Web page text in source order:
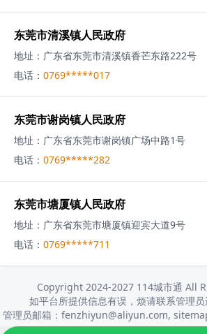
东莞市清溪镇人民政府
地址： 广东省东莞市清溪镇香芒东路222号
电话： 0769*****017
东莞市谢岗镇人民政府
地址： 广东省东莞市谢岗镇广场中路1号
电话： 0769*****282
东莞市塘厦镇人民政府
地址： 广东省东莞市塘厦镇迎宾大道9号
电话： 0769*****711
Copyright 2024-2027 114城市通 All
如平台所提供信息有误，烦请联系管理员
管理员邮箱：fenzhiyun@aliyun.com,